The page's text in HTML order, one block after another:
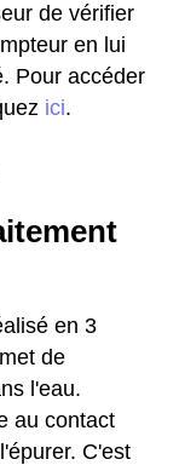
de vérifier
en lui
Pour accéder
ici.
en 3
de
l'eau.
au contact
C'est